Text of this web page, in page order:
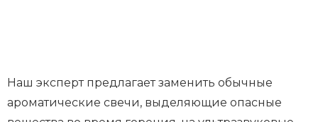
Наш эксперт предлагает заменить обычные
ароматические свечи, выделяющие опасные